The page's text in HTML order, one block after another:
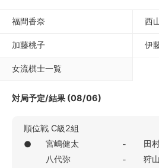
福間香奈 西
加藤桃子 伊
女流棋士一覧
対局予定/結果 (08/06)
順位戦 C級2組
●
宮嶋健太 - 田
八代弥
-
狩